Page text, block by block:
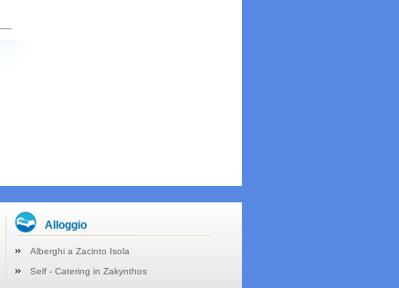
Alloggio
Alberghi a Zacinto Isola
Self - Catering in Zakynthos